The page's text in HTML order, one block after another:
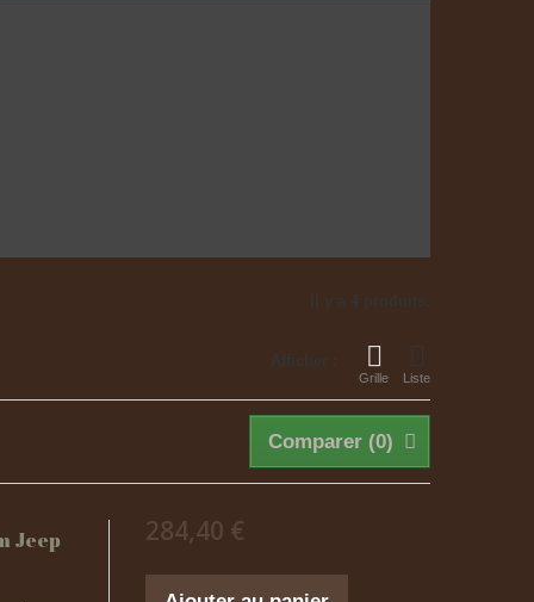
Afficher :
Grille Liste
Comparer (0)
Jeep
284,40 €